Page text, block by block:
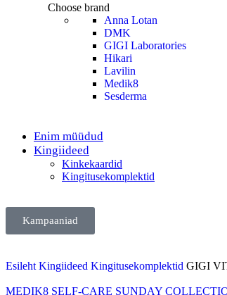
Choose brand
Anna Lotan
DMK
GIGI Laboratories
Hikari
Lavilin
Medik8
Sesderma
Enim müüdud
Kingiideed
Kinkekaardid
Kingitusekomplektid
Kampaaniad
Esileht Kingiideed Kingitusekomplektid GIGI
MEDIK8 SELF-CARE SUNDAY